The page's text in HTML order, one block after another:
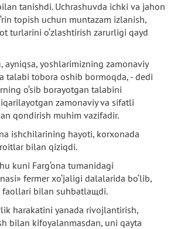
tanishdi. Uchrashuvda ichki va jahon
topish uchun muntazam izlanish,
turlarini o‘zlashtirish zarurligi qayd
ayniqsa, yoshlarimizning zamonaviy
talabi tobora oshib bormoqda, - dedi
o‘sib borayotgan talabini
zamonaviy va sifatli
qondirish muhim vazifadir.
ishchilarining hayoti, korxonada
bilan qiziqdi.
kuni Farg‘ona tumanidagi
fermer xo‘jaligi dalalarida bo‘lib,
faollari bilan suhbatlaщdi.
harakatini yanada rivojlantirish,
bilan kifoyalanmasdan, uni qayta